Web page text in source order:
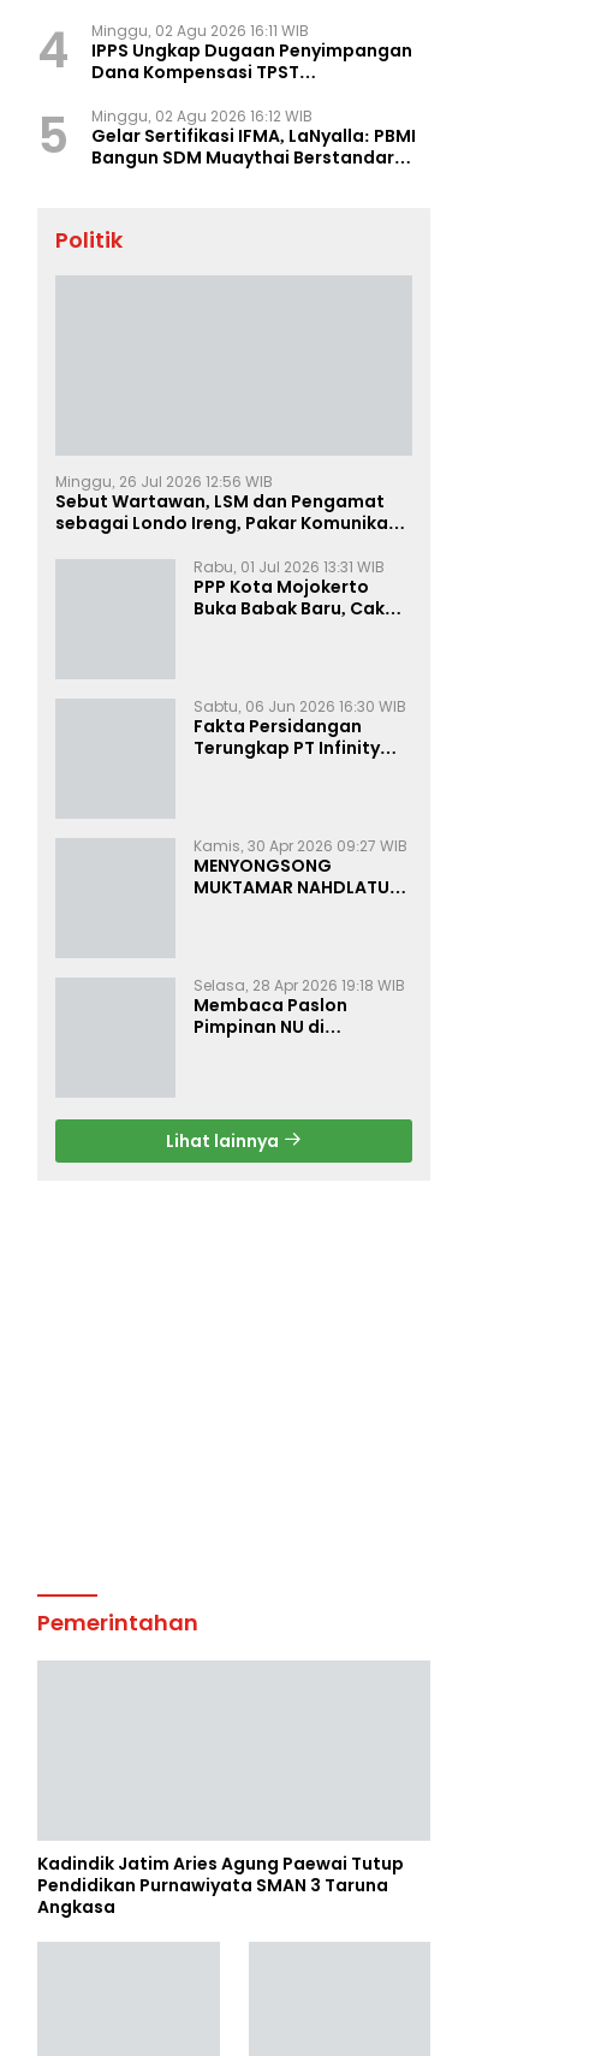
4 Minggu, 02 Agu 2026 16:11 WIB
IPPS Ungkap Dugaan Penyimpangan
Dana Kompensasi TPST
5 Minggu, 02 Agu 2026 16:12 WIB
Gelar Sertifikasi IFMA, LaNyalla: PBMI
Bangun SDM Muaythai Berstandar
Politik
Minggu, 26 Jul 2026 12:56 WIB
Sebut Wartawan, LSM dan Pengamat
sebagai Londo Ireng, Pakar Komunikasi:
Rabu, 01 Jul 2026 13:31 WIB
PPP Kota Mojokerto
Buka Babak Baru, Cak
Sabtu, 06 Jun 2026 16:30 WIB
Fakta Persidangan
Terungkap PT Infinity
Kamis, 30 Apr 2026 09:27 WIB
MENYONGSONG
MUKTAMAR NAHDLATUL
Selasa, 28 Apr 2026 19:18 WIB
Membaca Paslon
Pimpinan NU di
Lihat lainnya
Pemerintahan
Kadindik Jatim Aries Agung Paewai Tutup
Pendidikan Purnawiyata SMAN 3 Taruna
Angkasa